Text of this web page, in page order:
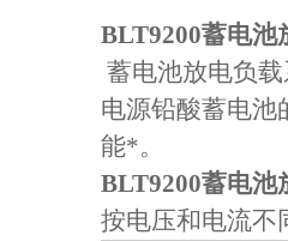
BLT9200蓄电池
蓄电池放电负
电源铅酸蓄电池
能*。
BLT9200蓄电池
按电压和电流不